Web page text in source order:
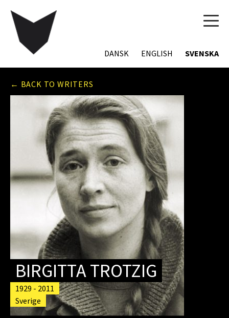
DANSK ENGLISH SVENSKA
← BACK TO WRITERS
BIRGITTA TROTZIG
1929 - 2011
Sverige